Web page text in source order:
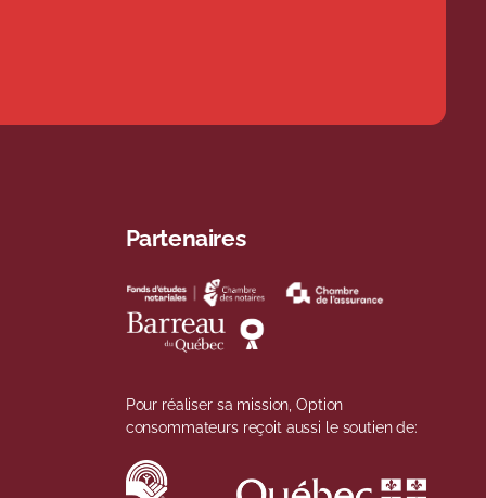
Partenaires
Pour réaliser sa mission, Option
consommateurs reçoit aussi le soutien de: